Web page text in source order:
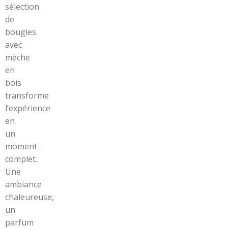
sélection
de
bougies
avec
mèche
en
bois
transforme
l’expérience
en
un
moment
complet.
Une
ambiance
chaleureuse,
un
parfum